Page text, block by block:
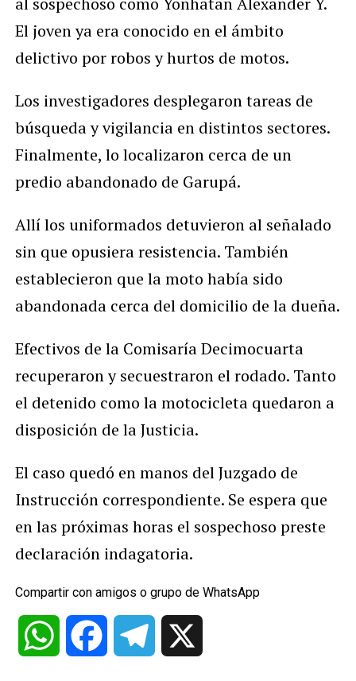
El joven ya era conocido en el ámbito
delictivo por robos y hurtos de motos.
Los investigadores desplegaron tareas de
búsqueda y vigilancia en distintos sectores.
Finalmente, lo localizaron cerca de un
predio abandonado de Garupá.
Allí los uniformados detuvieron al señalado
sin que opusiera resistencia. También
establecieron que la moto había sido
abandonada cerca del domicilio de la dueña.
Efectivos de la Comisaría Decimocuarta
recuperaron y secuestraron el rodado. Tanto
el detenido como la motocicleta quedaron a
disposición de la Justicia.
El caso quedó en manos del Juzgado de
Instrucción correspondiente. Se espera que
en las próximas horas el sospechoso preste
declaración indagatoria.
Compartir con amigos o grupo de WhatsApp
WhatsApp Facebook Telegram